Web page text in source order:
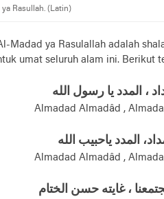
ya Rasullah. (Latin)
Madad ya Rasulallah adalah
umat seluruh alam ini. Berikut
، المدد يا رسول الله
Almadad Almadâd ,
المدد ياحبيب الله
Almadad Almadâd ,
، غايته حسن الختام